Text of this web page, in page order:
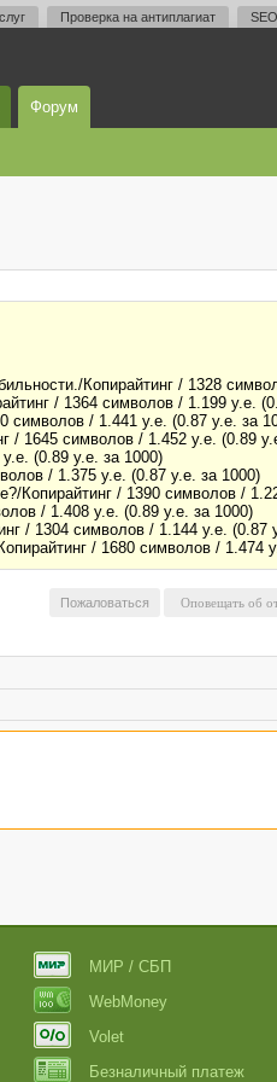
Проверка на антиплагиат
Форум
Копирайтинг / 1328
/ 1364 символов / 1.199 у.е.
символов / 1.441 у.е. (0.87 у.е. за
/ 1645 символов / 1.452 у.е. (0.89
(0.89 у.е. за 1000)
/ 1.375 у.е. (0.87 у.е. за 1000)
Копирайтинг / 1390 символов /
/ 1.408 у.е. (0.89 у.е. за 1000)
/ 1304 символов / 1.144 у.е. (0.87
/ 1680 символов / 1.474
Пожаловаться
МИР / СБП
WebMoney
Volet
Безналичный платеж